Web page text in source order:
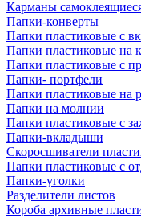
Карманы
Папки-конверты
Папки пластиковые с
Папки пластиковые на
Папки пластиковые с
Папки- портфели
Папки пластиковые на
Папки на молнии
Папки пластиковые с
Папки-вкладыши
Скоросшиватели
Папки пластиковые с
Папки-уголки
Разделители листов
Короба архивные